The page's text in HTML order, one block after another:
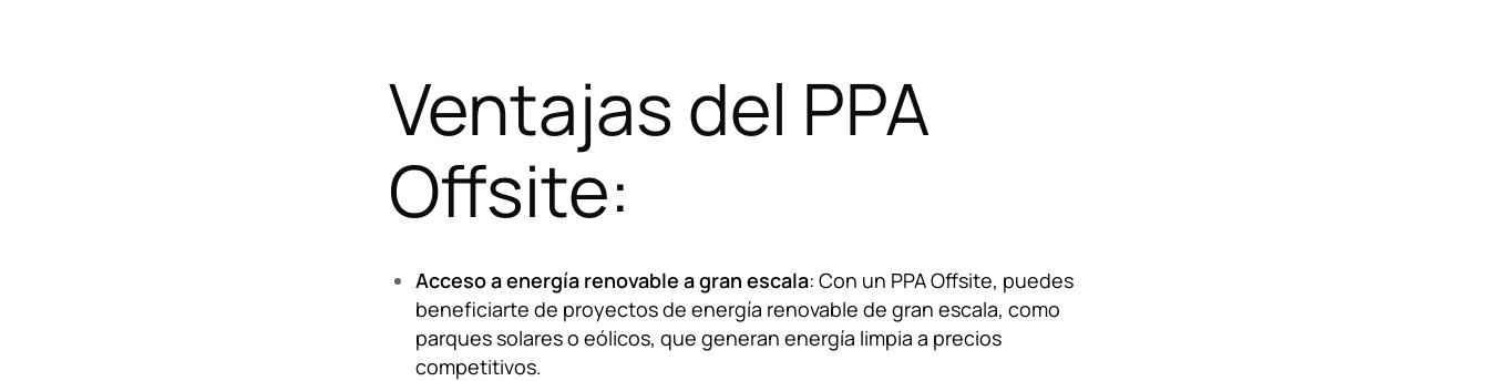
Ventajas del PPA
Offsite:
Acceso a energía renovable a gran escala: Con un PPA Offsite, puedes
beneficiarte de proyectos de energía renovable de gran escala, como
parques solares o eólicos, que generan energía limpia a precios
competitivos.